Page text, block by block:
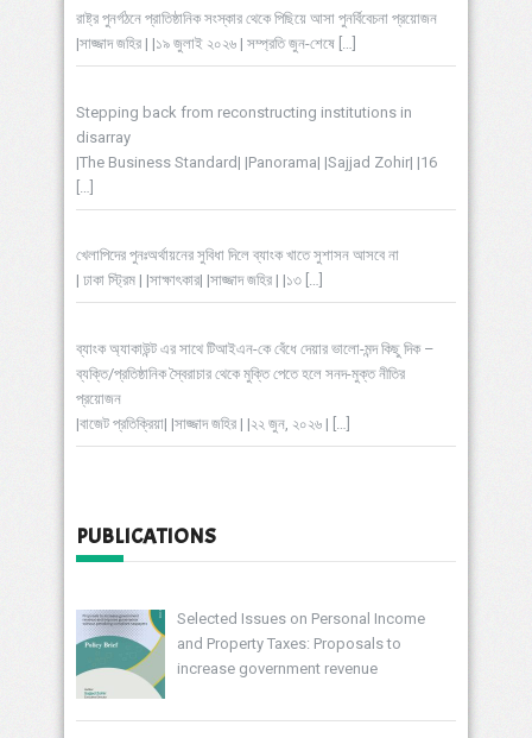
রাষ্ট্র পুনর্গঠনে প্রাতিষ্ঠানিক সংস্কার থেকে পিছিয়ে আসা পুনর্বিবেচনা প্রয়োজন
|সাজ্জাদ জহির | |১৯ জুলাই ২০২৬ | সম্প্রতি জুন-শেষে […]
Stepping back from reconstructing institutions in
disarray
|The Business Standard| |Panorama| |Sajjad Zohir| |16
[…]
খেলাপিদের পুনঃঅর্থায়নের সুবিধা দিলে ব্যাংক খাতে সুশাসন আসবে না
| ঢাকা স্ট্রিম | |সাক্ষাৎকার| |সাজ্জাদ জহির | |১৩ […]
ব্যাংক অ্যাকাউন্ট এর সাথে টিআইএন-কে বেঁধে দেয়ার ভালো-মন্দ কিছু দিক –
ব্যক্তি/প্রতিষ্ঠানিক স্বৈরাচার থেকে মুক্তি পেতে হলে সনদ-মুক্ত নীতির
প্রয়োজন
|বাজেট প্রতিক্রিয়া| |সাজ্জাদ জহির | |২২ জুন, ২০২৬ | […]
PUBLICATIONS
Selected Issues on Personal Income
and Property Taxes: Proposals to
increase government revenue